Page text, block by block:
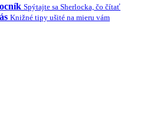
Spýtajte sa Sherlocka, čo čítať
Knižné tipy ušité na mieru vám